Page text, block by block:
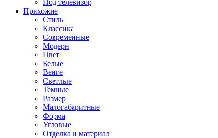
Под телевизор
Прихожие
Стиль
Классика
Современные
Модерн
Цвет
Белые
Венге
Светлые
Темные
Размер
Малогабаритные
Форма
Угловые
Отделка и материал